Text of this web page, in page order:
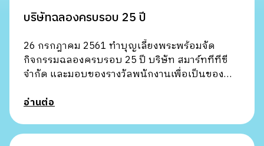
บริษัทฉลองครบรอบ 25 ปี
26 กรกฎาคม 2561 ทำบุญเลี้ยงพระพร้อมจัด
กิจกรรมฉลองครบรอบ 25 ปี บริษัท สมาร์ททีทีซี
จำกัด และมอบของรางวัลพนักงานเพื่อเป็นของ
อ่านต่อ